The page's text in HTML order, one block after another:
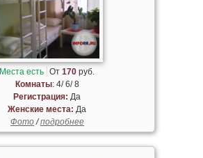
Места есть От170 руб.
Комнаты: 4/ 6/ 8
Регистрация: Да
Женские места: Да
Фото/подробнее